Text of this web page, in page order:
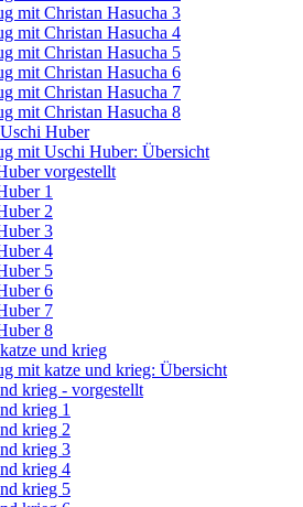
mit Christan Hasucha 3
mit Christan Hasucha 4
mit Christan Hasucha 5
mit Christan Hasucha 6
mit Christan Hasucha 7
mit Christan Hasucha 8
Huber
mit Uschi Huber: Übersicht
vorgestellt
1
2
3
4
5
6
7
8
und krieg
mit katze und krieg: Übersicht
krieg - vorgestellt
krieg 1
krieg 2
krieg 3
krieg 4
krieg 5